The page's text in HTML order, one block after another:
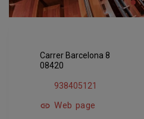
Carrer Barcelona 8
08420
938405121
Web page